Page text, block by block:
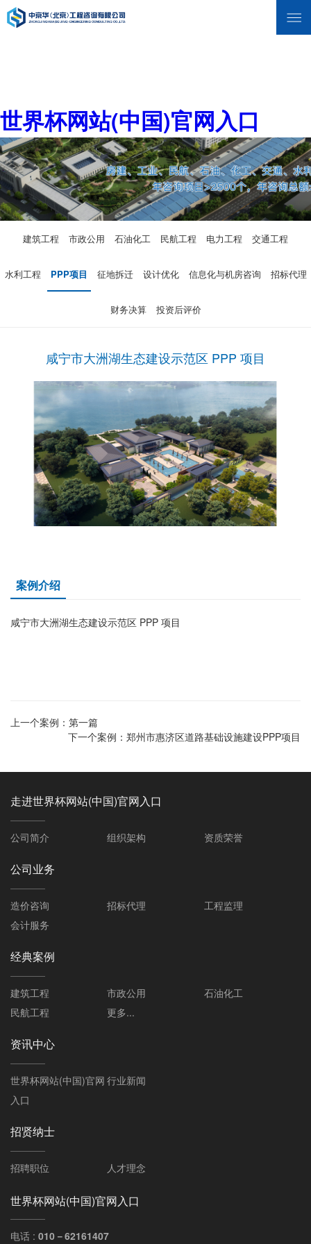
世界杯网站(中国)官网入口
建筑工程 市政公用 石油化工 民航工程 电力工程 交通工程
水利工程 PPP项目 征地拆迁 设计优化 信息化与机房咨询 招标代理
财务决算 投资后评价
咸宁市大洲湖生态建设示范区 PPP 项目
案例介绍
咸宁市大洲湖生态建设示范区 PPP 项目
上一个案例： 第一篇
下一个案例： 郑州市惠济区道路基础设施建设PPP项目
走进世界杯网站(中国)官网入口
公司简介 组织架构 资质荣誉
公司业务
造价咨询 招标代理
工程监理
会计服务
经典案例
建筑工程 市政公用
石油化工
民航工程
更多...
资讯中心
世界杯网站(中国)官网
入口
行业新闻
招贤纳士
招聘职位 人才理念
世界杯网站(中国)官网入口
电话 : 010－62161407